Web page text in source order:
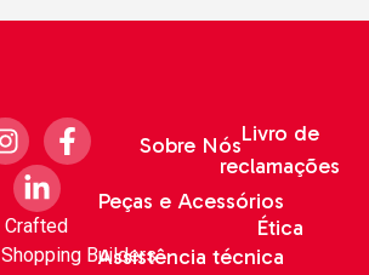
Sobre Nós
Peças e Acessórios
Assistência técnica
Livro de
reclamações
Ética
Crafted
Shopping Builders